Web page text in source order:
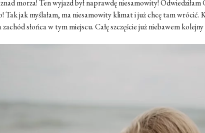
morza! Ten wyjazd był naprawdę niesamowity!
Tak jak myślałam, ma niesamowity klimat i już chcę tam wrócić.
słońca w tym miejscu. Całę szczęście już niebawem